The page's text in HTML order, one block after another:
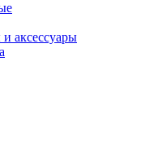
аксессуары